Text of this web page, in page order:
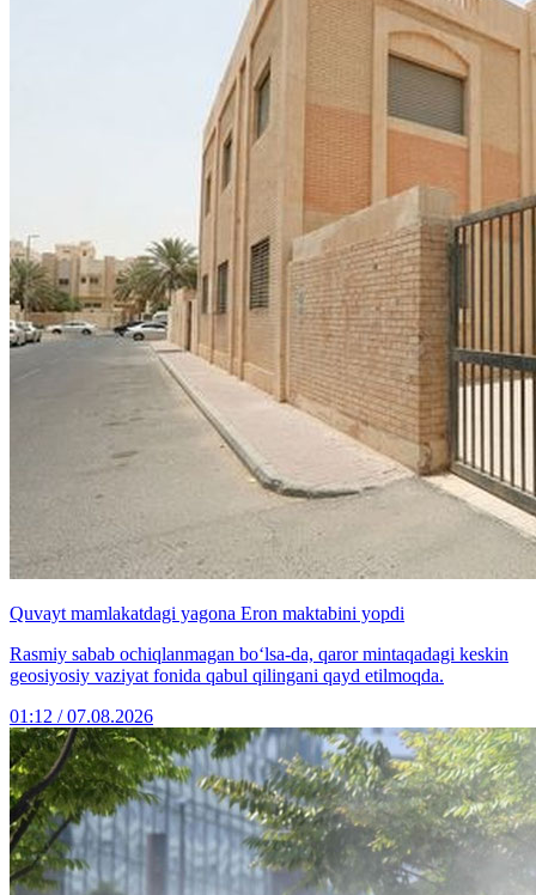
Quvayt mamlakatdagi yagona Eron maktabini yopdi
Rasmiy sabab ochiqlanmagan bo‘lsa-da, qaror mintaqadagi keskin
geosiyosiy vaziyat fonida qabul qilingani qayd etilmoqda.
01:12 / 07.08.2026